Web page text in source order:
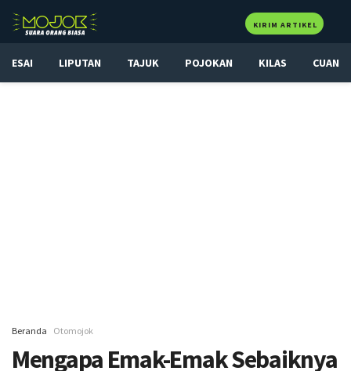
KIRIM ARTIKEL
ESAI LIPUTAN TAJUK POJOKAN KILAS CUAN
Beranda Otomojok
Mengapa Emak-Emak Sebaiknya